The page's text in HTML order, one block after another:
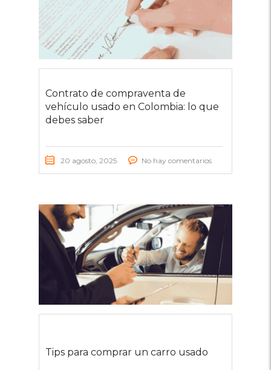
Contrato de compraventa de
vehículo usado en Colombia: lo que
debes saber
20 agosto, 2025 No hay comentarios
Tips para comprar un carro usado